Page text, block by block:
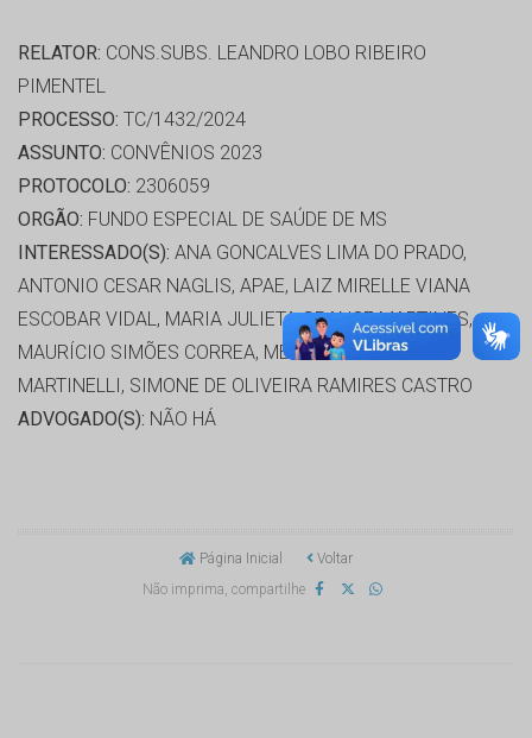
RELATOR: CONS.SUBS. LEANDRO LOBO RIBEIRO
PIMENTEL
PROCESSO: TC/1432/2024
ASSUNTO: CONVÊNIOS 2023
PROTOCOLO: 2306059
ORGÃO: FUNDO ESPECIAL DE SAÚDE DE MS
INTERESSADO(S): ANA GONCALVES LIMA DO PRADO,
ANTONIO CESAR NAGLIS, APAE, LAIZ MIRELLE VIANA
ESCOBAR VIDAL, MARIA JULIETA GRANCE MARTINES,
MAURÍCIO SIMÕES CORREA, MELISSA APARECIDA
MARTINELLI, SIMONE DE OLIVEIRA RAMIRES CASTRO
ADVOGADO(S): NÃO HÁ
Página Inicial
Voltar
Não imprima, compartilhe